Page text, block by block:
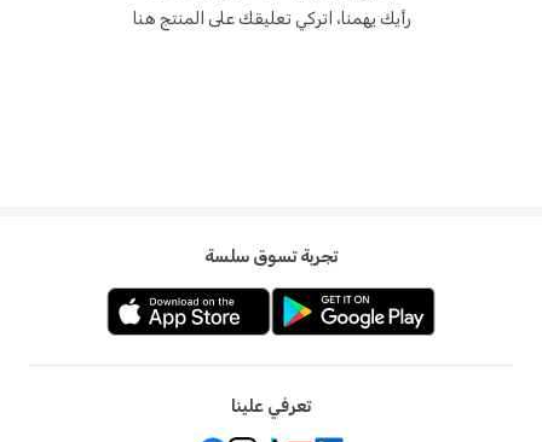
رأيك يهمنا، اتركي تعليقك على المنتج هنا
تجربة تسوق سلسة
تعرفي علينا